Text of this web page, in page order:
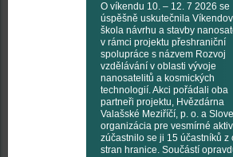
O víkendu 10. – 12. 7 2026 se
úspěšně uskutečnila
škola návrhu a stavby
v rámci projektu přeshraniční
spolupráce s názvem Rozvoj
vzdělávání v oblasti vývoje
nanosatelitů a kosmických
technologií. Akci pořádali oba
partneři projektu, Hvězdárna
Valašské Meziříčí, p. o. a
organizácia pre vesmírné
zúčastnilo se ji 15 účastníků z
stran hranice. Součástí